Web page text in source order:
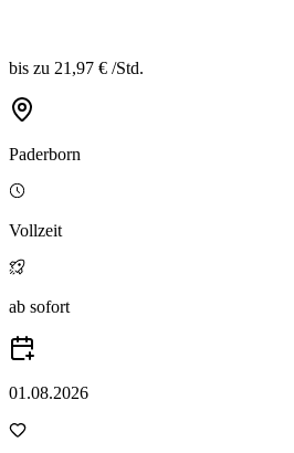
bis zu 21,97 € /Std.
Paderborn
Vollzeit
ab sofort
01.08.2026